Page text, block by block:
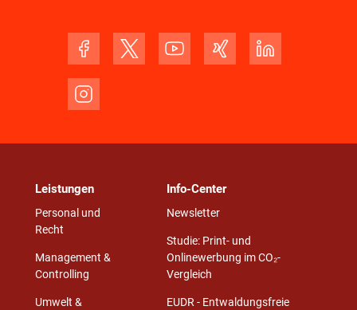
Leistungen
Personal und
Recht
Management &
Controlling
Umwelt &
Info-Center
Newsletter
Studie: Print- und
Onlinewerbung im CO₂-
Vergleich
EUDR - Entwaldungsfreie